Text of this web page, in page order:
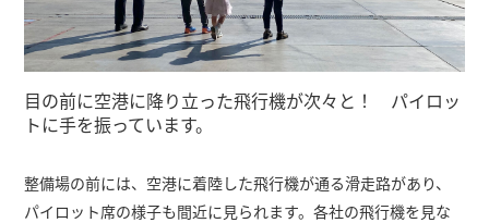
目の前に空港に降り立った飛行機が次々と！ パイロッ
トに手を振っています。
整備場の前には、空港に着陸した飛行機が通る滑走路があり、
パイロット席の様子も間近に見られます。各社の飛行機を見な